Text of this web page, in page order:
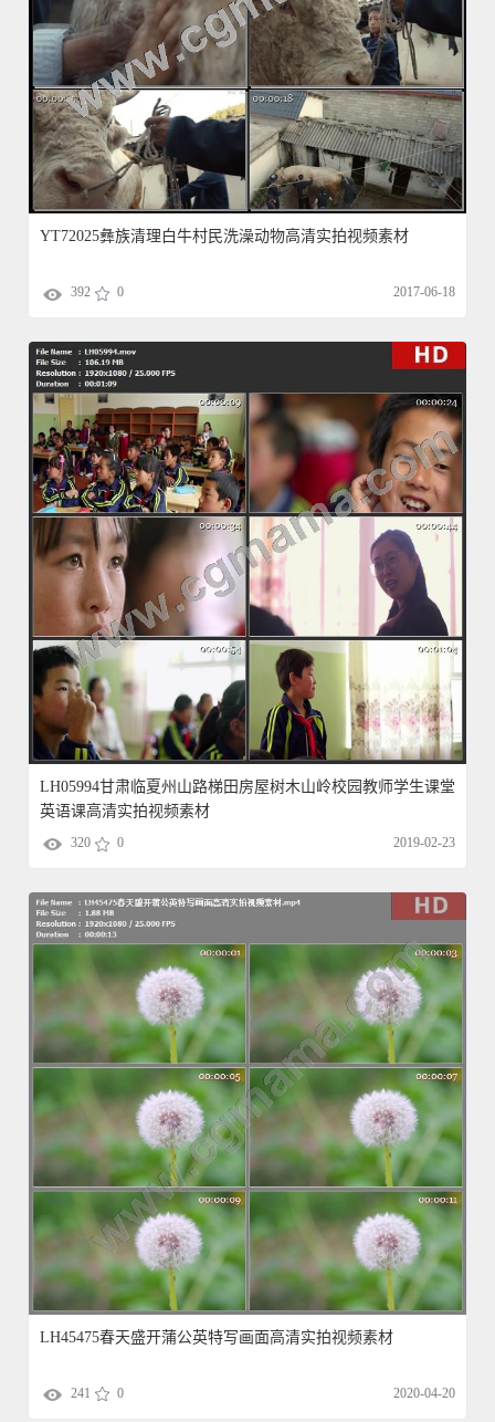
YT72025彝族清理白牛村民洗澡动物高清实拍视频素材
392 0 2017-06-18
LH05994甘肃临夏州山路梯田房屋树木山岭校园教师学生课堂
英语课高清实拍视频素材
320 0 2019-02-23
LH45475春天盛开蒲公英特写画面高清实拍视频素材
241 0 2020-04-20